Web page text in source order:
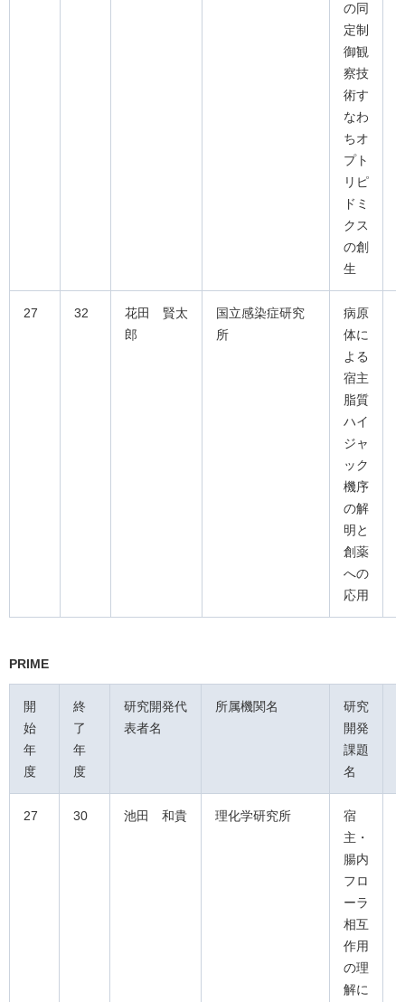
の同
定制
御観
察技
術す
なわ
ちオ
プト
リピ
ドミ
クス
の創
生
27 32
花田 賢太
郎
国立感染症研究
所
病原
体に
よる
宿主
脂質
ハイ
ジャ
ック
機序
の解
明と
創薬
への
応用
PRIME
開
始
年
度
終
了
年
度
研究開発代
表者名
所属機関名
研究
開発
課題
名
27 30 池田 和貴 理化学研究所
宿
主・
腸内
フロ
ーラ
相互
作用
の理
解に